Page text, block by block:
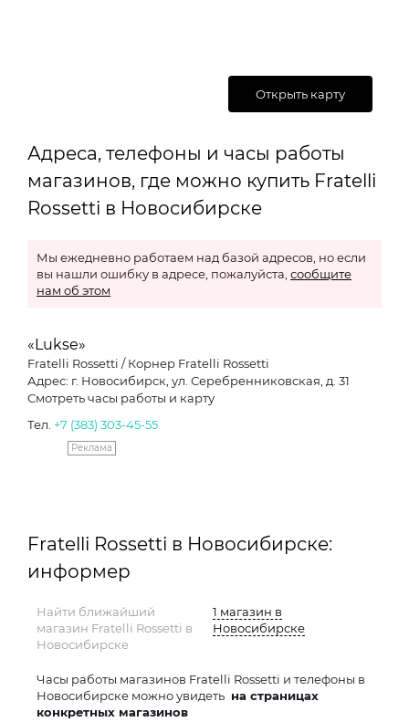
Открыть карту
Адреса, телефоны и часы работы
магазинов, где можно купить Fratelli
Rossetti в Новосибирске
Мы ежедневно работаем над базой адресов, но если
вы нашли ошибку в адресе, пожалуйста, сообщите
нам об этом
«Lukse»
Fratelli Rossetti / Корнер Fratelli Rossetti
Адрес: г. Новосибирск, ул. Серебренниковская, д. 31
Смотреть часы работы и карту
Тел. +7 (383) 303-45-55
Реклама
Fratelli Rossetti в Новосибирске:
информер
Найти ближайший
магазин Fratelli Rossetti в
Новосибирске
1 магазин в
Новосибирске
Часы работы магазинов Fratelli Rossetti и телефоны в
Новосибирске можно увидеть на страницах
конкретных магазинов